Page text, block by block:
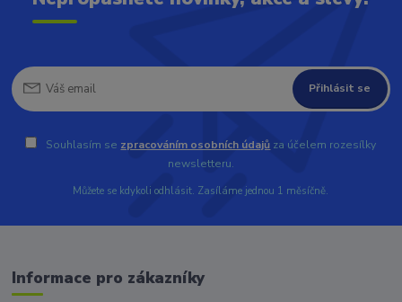
Přihlásit se
Souhlasím se zpracováním osobních údajů za účelem rozesílky
newsletteru.
Můžete se kdykoli odhlásit. Zasíláme jednou 1 měsíčně.
Informace pro zákazníky